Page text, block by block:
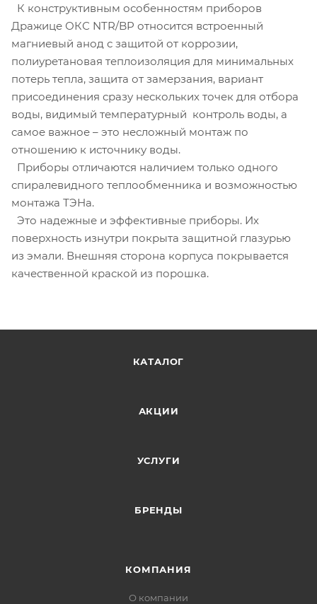
К конструктивным особенностям приборов
Дражице ОКС NTR/BP относится встроенный
магниевый анод с защитой от коррозии,
полиуретановая теплоизоляция для минимальных
потерь тепла, защита от замерзания, вариант
присоединения сразу нескольких точек для отбора
воды, видимый температурный контроль воды, а
самое важное – это несложный монтаж по
отношению к источнику воды.
Приборы отличаются наличием только одного
спиралевидного теплообменника и возможностью
монтажа ТЭНа.
Это надежные и эффективные приборы. Их
поверхность изнутри покрыта защитной глазурью
из эмали. Внешняя сторона корпуса покрывается
качественной краской из порошка.
КАТАЛОГ
АКЦИИ
УСЛУГИ
БРЕНДЫ
КОМПАНИЯ
О компании